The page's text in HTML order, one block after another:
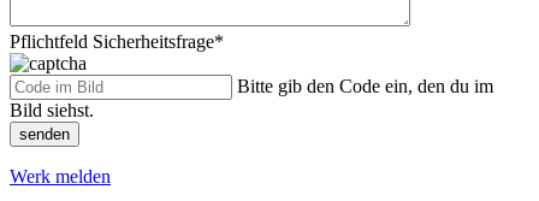
Pflichtfeld Sicherheitsfrage*
Bitte gib den Code ein, den du im
Bild siehst.
senden
Werk melden